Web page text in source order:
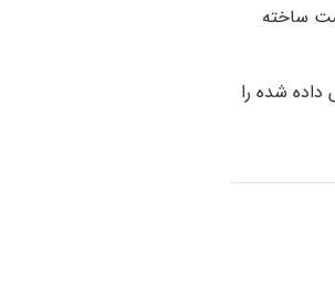
ساخته
شده را